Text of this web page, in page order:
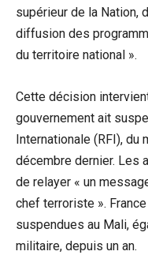
supérieur de la Nation,
diffusion des
du territoire national ».
Cette décision
gouvernement ait
Internationale (RFI), du
décembre dernier. Les
de relayer « un
chef terroriste ».
suspendues au Mali,
militaire, depuis un an.